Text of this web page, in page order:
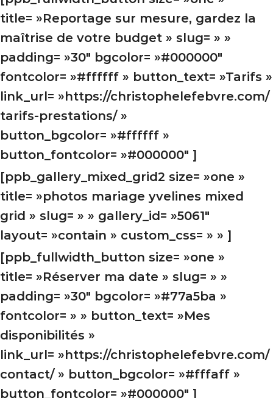
title= »Reportage sur mesure, gardez la
maîtrise de votre budget » slug= » »
padding= »30″ bgcolor= »#000000″
fontcolor= »#ffffff » button_text= »Tarifs »
link_url= »https://christophelefebvre.com/
tarifs-prestations/ »
button_bgcolor= »#ffffff »
button_fontcolor= »#000000″ ]
[ppb_gallery_mixed_grid2 size= »one »
title= »photos mariage yvelines mixed
grid » slug= » » gallery_id= »5061″
layout= »contain » custom_css= » » ]
[ppb_fullwidth_button size= »one »
title= »Réserver ma date » slug= » »
padding= »30″ bgcolor= »#77a5ba »
fontcolor= » » button_text= »Mes
disponibilités »
link_url= »https://christophelefebvre.com/
contact/ » button_bgcolor= »#fffaff »
button_fontcolor= »#000000″ ]